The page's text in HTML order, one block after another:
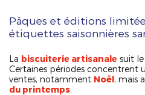
Pâques et éditions
étiquettes saisonnières
La biscuiterie artisanale suit le
Certaines périodes concentrent
ventes, notamment Noël, mais
du printemps